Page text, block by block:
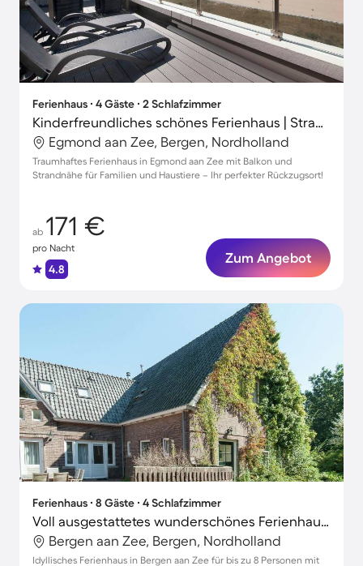
Ferienhaus ∙ 4 Gäste ∙ 2 Schlafzimmer
Kinderfreundliches schönes Ferienhaus | Strand in der Nähe | Haustiere erlaubt
Egmond aan Zee, Bergen, Nordholland
Traumhaftes Ferienhaus in Egmond aan Zee mit Balkon und
Strandnähe für Familien und Haustiere – Ihr perfekter Rückzugsort!
ab 171 €
pro Nacht
4.8
Zum Angebot
Ferienhaus ∙ 8 Gäste ∙ 4 Schlafzimmer
Voll ausgestattetes wunderschönes Ferienhaus mit Garten und Terrasse
Bergen aan Zee, Bergen, Nordholland
Idyllisches Ferienhaus in Bergen aan Zee für bis zu 8 Personen mit